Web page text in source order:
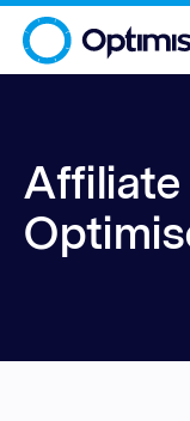
Affiliate